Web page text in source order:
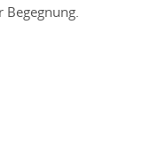
Begegnung.